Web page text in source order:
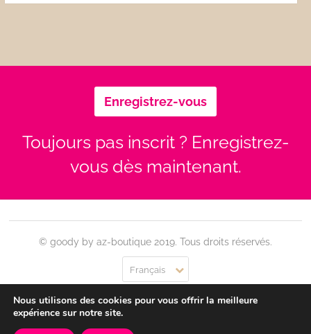
Enregistrez-vous
Toujours pas inscrit ? Enregistrez-
vous dès maintenant.
© goody by az-boutique 2019. Tous droits réservés.
Français
Contact Se connecter Confidentialité CGU
Nous utilisons des cookies pour vous offrir la meilleure
expérience sur notre site.